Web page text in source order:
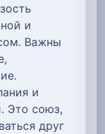
и
Важны
и
Это союз,
друг